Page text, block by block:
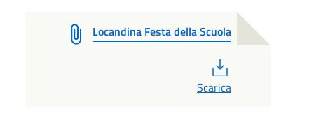
Locandina Festa della Scuola
Scarica